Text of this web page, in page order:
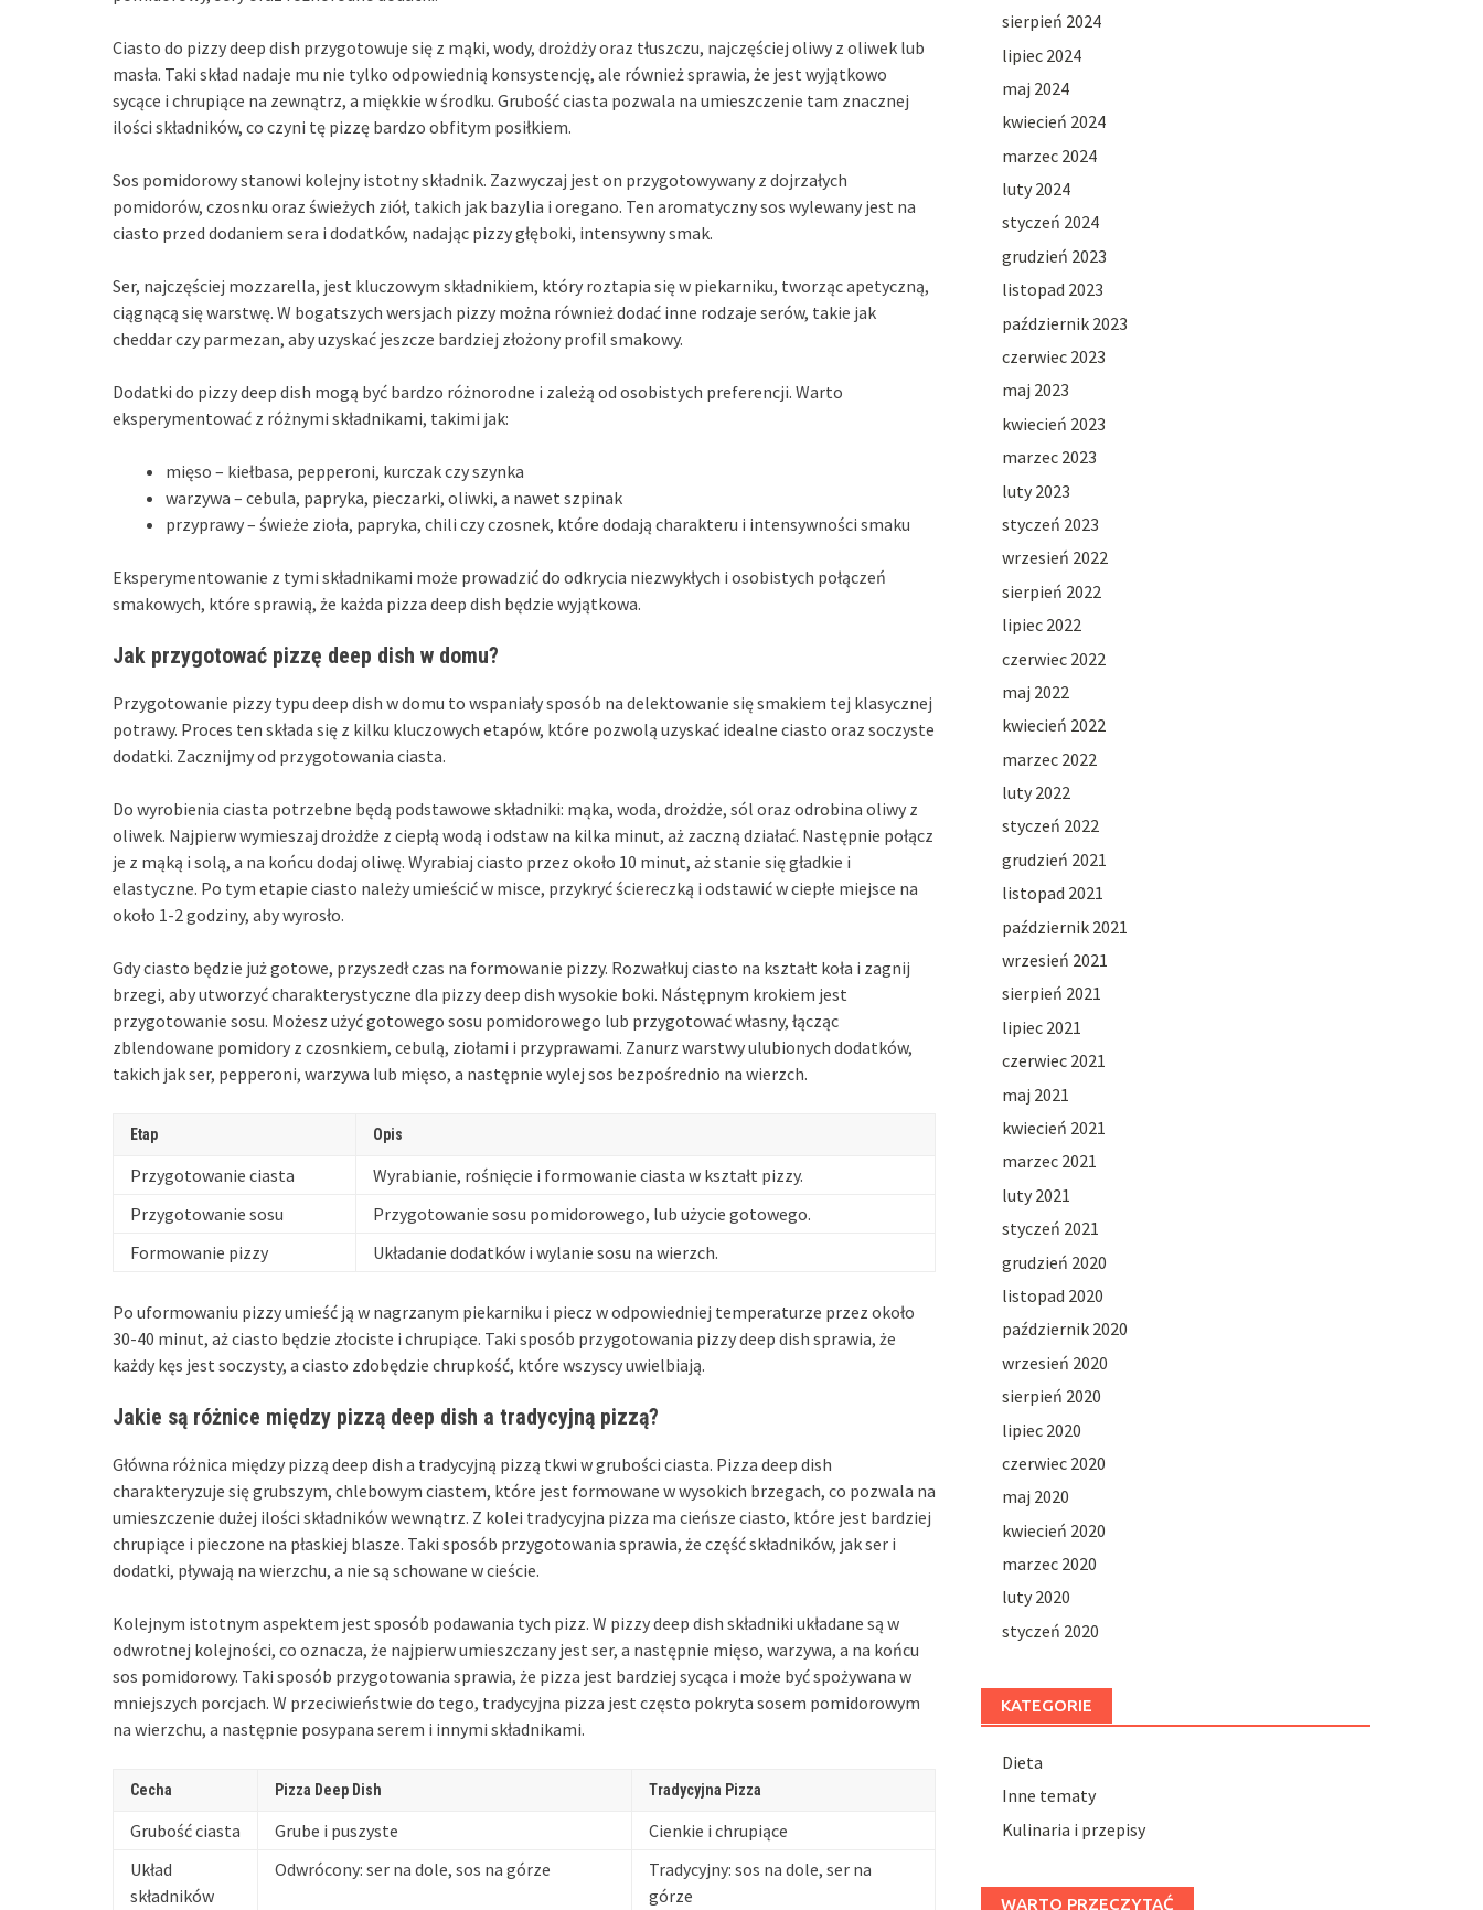
Ciasto do pizzy deep dish przygotowuje się z mąki, wody, drożdży oraz tłuszczu, najczęściej oliwy z oliwek lub
masła. Taki skład nadaje mu nie tylko odpowiednią konsystencję, ale również sprawia, że jest wyjątkowo
sycące i chrupiące na zewnątrz, a miękkie w środku. Grubość ciasta pozwala na umieszczenie tam znacznej
ilości składników, co czyni tę pizzę bardzo obfitym posiłkiem.
Sos pomidorowy stanowi kolejny istotny składnik. Zazwyczaj jest on przygotowywany z dojrzałych
pomidorów, czosnku oraz świeżych ziół, takich jak bazylia i oregano. Ten aromatyczny sos wylewany jest na
ciasto przed dodaniem sera i dodatków, nadając pizzy głęboki, intensywny smak.
Ser, najczęściej mozzarella, jest kluczowym składnikiem, który roztapia się w piekarniku, tworząc apetyczną,
ciągnącą się warstwę. W bogatszych wersjach pizzy można również dodać inne rodzaje serów, takie jak
cheddar czy parmezan, aby uzyskać jeszcze bardziej złożony profil smakowy.
Dodatki do pizzy deep dish mogą być bardzo różnorodne i zależą od osobistych preferencji. Warto
eksperymentować z różnymi składnikami, takimi jak:
mięso – kiełbasa, pepperoni, kurczak czy szynka
warzywa – cebula, papryka, pieczarki, oliwki, a nawet szpinak
przyprawy – świeże zioła, papryka, chili czy czosnek, które dodają charakteru i intensywności smaku
Eksperymentowanie z tymi składnikami może prowadzić do odkrycia niezwykłych i osobistych połączeń
smakowych, które sprawią, że każda pizza deep dish będzie wyjątkowa.
Jak przygotować pizzę deep dish w domu?
Przygotowanie pizzy typu deep dish w domu to wspaniały sposób na delektowanie się smakiem tej klasycznej
potrawy. Proces ten składa się z kilku kluczowych etapów, które pozwolą uzyskać idealne ciasto oraz soczyste
dodatki. Zacznijmy od przygotowania ciasta.
Do wyrobienia ciasta potrzebne będą podstawowe składniki: mąka, woda, drożdże, sól oraz odrobina oliwy z
oliwek. Najpierw wymieszaj drożdże z ciepłą wodą i odstaw na kilka minut, aż zaczną działać. Następnie połącz
je z mąką i solą, a na końcu dodaj oliwę. Wyrabiaj ciasto przez około 10 minut, aż stanie się gładkie i
elastyczne. Po tym etapie ciasto należy umieścić w misce, przykryć ściereczką i odstawić w ciepłe miejsce na
około 1-2 godziny, aby wyrosło.
Gdy ciasto będzie już gotowe, przyszedł czas na formowanie pizzy. Rozwałkuj ciasto na kształt koła i zagnij
brzegi, aby utworzyć charakterystyczne dla pizzy deep dish wysokie boki. Nástępnym krokiem jest
przygotowanie sosu. Możesz użyć gotowego sosu pomidorowego lub przygotować własny, łącząc
zblendowane pomidory z czosnkiem, cebulą, ziołami i przyprawami. Zanurz warstwy ulubionych dodatków,
takich jak ser, pepperoni, warzywa lub mięso, a następnie wylej sos bezpośrednio na wierzch.
Etap Opis
Przygotowanie ciasta
Wyrabianie, rośnięcie i formowanie ciasta w kształt pizzy.
Przygotowanie sosu
Przygotowanie sosu pomidorowego, lub użycie gotowego.
Formowanie pizzy
Układanie dodatków i wylanie sosu na wierzch.
Po uformowaniu pizzy umieść ją w nagrzanym piekarniku i piecz w odpowiedniej temperaturze przez około
30-40 minut, aż ciasto będzie złociste i chrupiące. Taki sposób przygotowania pizzy deep dish sprawia, że
każdy kęs jest soczysty, a ciasto zdobędzie chrupkość, które wszyscy uwielbiają.
Jakie są różnice między pizzą deep dish a tradycyjną pizzą?
Główna różnica między pizzą deep dish a tradycyjną pizzą tkwi w grubości ciasta. Pizza deep dish
charakteryzuje się grubszym, chlebowym ciastem, które jest formowane w wysokich brzegach, co pozwala na
umieszczenie dużej ilości składników wewnątrz. Z kolei tradycyjna pizza ma cieńsze ciasto, które jest bardziej
chrupiące i pieczone na płaskiej blasze. Taki sposób przygotowania sprawia, że część składników, jak ser i
dodatki, pływają na wierzchu, a nie są schowane w cieście.
Kolejnym istotnym aspektem jest sposób podawania tych pizz. W pizzy deep dish składniki układane są w
odwrotnej kolejności, co oznacza, że najpierw umieszczany jest ser, a następnie mięso, warzywa, a na końcu
sos pomidorowy. Taki sposób przygotowania sprawia, że pizza jest bardziej sycąca i może być spożywana w
mniejszych porcjach. W przeciwieństwie do tego, tradycyjna pizza jest często pokryta sosem pomidorowym
na wierzchu, a następnie posypana serem i innymi składnikami.
Cecha Pizza Deep Dish Tradycyjna Pizza
Grubość ciasta Grube i puszyste
Cienkie i chrupiące
Układ
składników
Odwrócony: ser na dole, sos na górze
Tradycyjny: sos na dole, ser na
górze
sierpień 2024
lipiec 2024
maj 2024
kwiecień 2024
marzec 2024
luty 2024
styczeń 2024
grudzień 2023
listopad 2023
październik 2023
czerwiec 2023
maj 2023
kwiecień 2023
marzec 2023
luty 2023
styczeń 2023
wrzesień 2022
sierpień 2022
lipiec 2022
czerwiec 2022
maj 2022
kwiecień 2022
marzec 2022
luty 2022
styczeń 2022
grudzień 2021
listopad 2021
październik 2021
wrzesień 2021
sierpień 2021
lipiec 2021
czerwiec 2021
maj 2021
kwiecień 2021
marzec 2021
luty 2021
styczeń 2021
grudzień 2020
listopad 2020
październik 2020
wrzesień 2020
sierpień 2020
lipiec 2020
czerwiec 2020
maj 2020
kwiecień 2020
marzec 2020
luty 2020
styczeń 2020
KATEGORIE
Dieta
Inne tematy
Kulinaria i przepisy
WARTO PRZECZYTAĆ